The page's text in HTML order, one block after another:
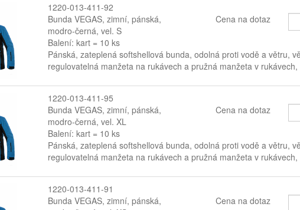
1220-013-411-92
Bunda VEGAS, zimní, pánská,
modro-černá, vel. S
Balení: kart = 10 ks
Cena na dotaz
Pánská, zateplená softshellová bunda, odolná proti vodě a větru,
regulovatelná manžeta na rukávech a pružná manžeta v
1220-013-411-95
Bunda VEGAS, zimní, pánská,
modro-černá, vel. XL
Balení: kart = 10 ks
Cena na dotaz
Pánská, zateplená softshellová bunda, odolná proti vodě a větru,
regulovatelná manžeta na rukávech a pružná manžeta v
1220-013-411-91
Bunda VEGAS, zimní, pánská,
Cena na dotaz